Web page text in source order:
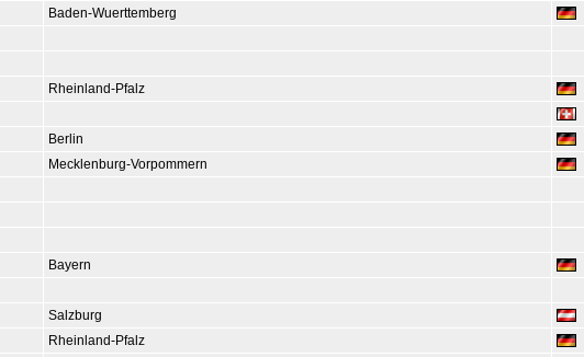
Baden-Wuerttemberg
Rheinland-Pfalz
Berlin
Mecklenburg-Vorpommern
Bayern
Salzburg
Rheinland-Pfalz